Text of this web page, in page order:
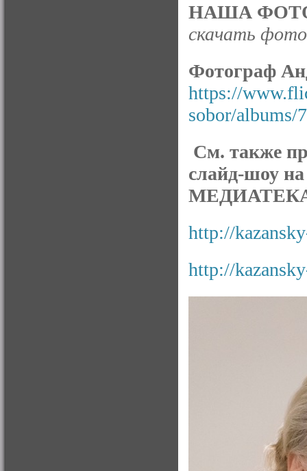
НАША
скачать фото
Фотограф
https://
sobor/albums/
См. также
слайд-шоу
http://
http://